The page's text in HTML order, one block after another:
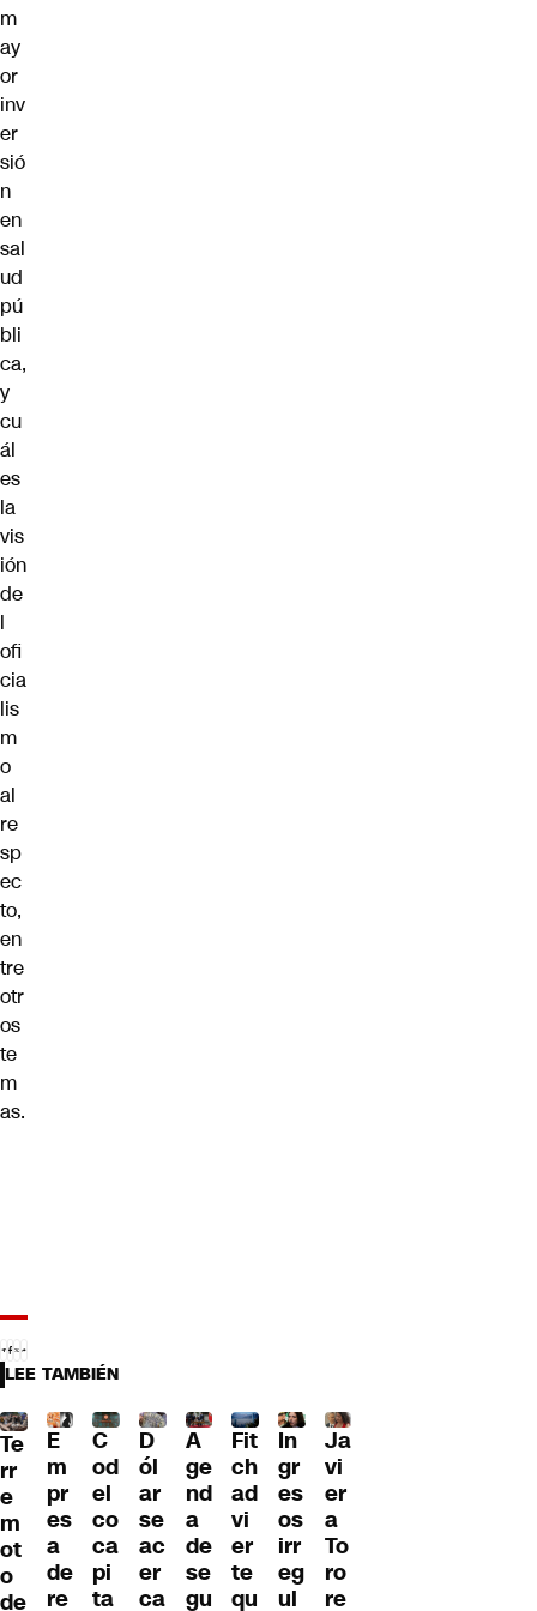
m
ay
or
inv
er
sió
n
en
sal
ud
pú
bli
ca,
y
cu
ál
es
la
vis
ión
de
l
ofi
cia
lis
m
o
al
re
sp
ec
to,
en
tre
otr
os
te
m
as.
LEE TAMBIÉN
Te
rr
e
m
ot
o
de
E
m
pr
es
a
de
re
C
od
el
co
ca
pi
ta
D
ól
ar
se
ac
er
ca
A
ge
nd
a
de
se
gu
Fit
ch
ad
vi
er
te
qu
In
gr
es
os
irr
eg
ul
Ja
vi
er
a
To
ro
re